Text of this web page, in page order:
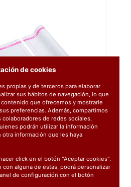
de cookies
propias y de terceros para elaborar
sus hábitos de navegación, lo que
que ofrecemos y mostrarle
preferencias. Además, compartimos
de redes sociales,
podrán utilizar la información
otra información que les haya
click en el botón "Aceptar cookies".
con alguna de estas, podrá personalizar
de configuración con el botón